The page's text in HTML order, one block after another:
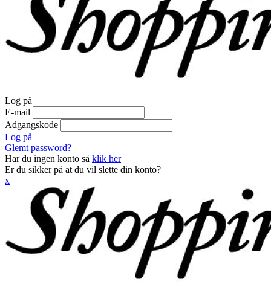
Log på
E-mail
Adgangskode
Log på
Glemt password?
Har du ingen konto så klik her
Er du sikker på at du vil slette din konto?
x